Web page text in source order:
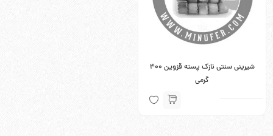
شیرینی سنتی نازک پسته قزوین 400
گرمی